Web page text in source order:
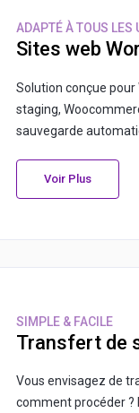
ADAPTÉ À TOUS LES
Sites web
Solution conçue
staging,
sauvegarde
Voir Plus
SIMPLE & FACILE
Transfert de
Vous envisagez de
comment procéder ?